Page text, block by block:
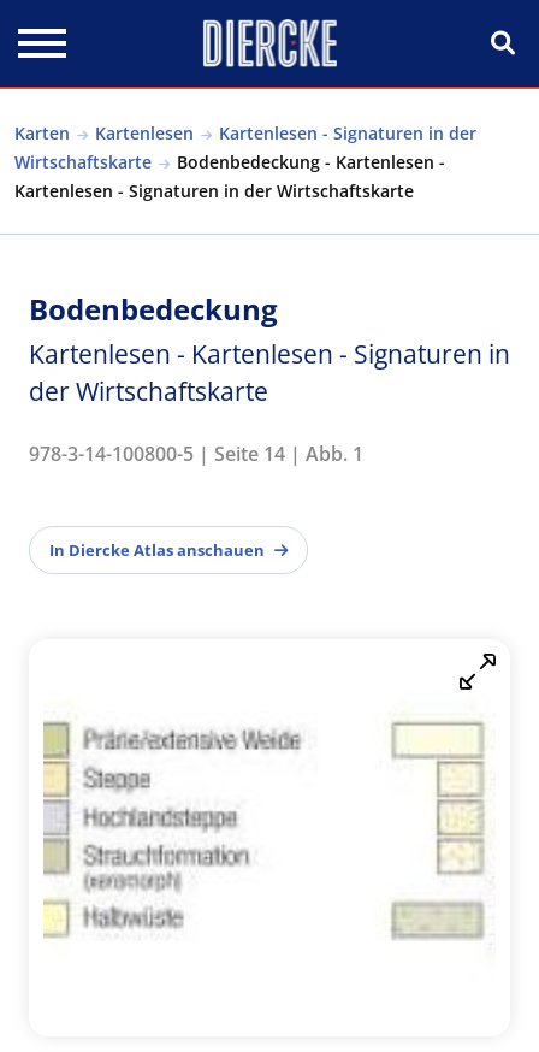
Karten Kartenlesen
Kartenlesen - Signaturen in der
Wirtschaftskarte
Bodenbedeckung - Kartenlesen -
Kartenlesen - Signaturen in der Wirtschaftskarte
Bodenbedeckung
Kartenlesen - Kartenlesen - Signaturen in
der Wirtschaftskarte
978-3-14-100800-5 | Seite 14 | Abb. 1
In Diercke Atlas anschauen